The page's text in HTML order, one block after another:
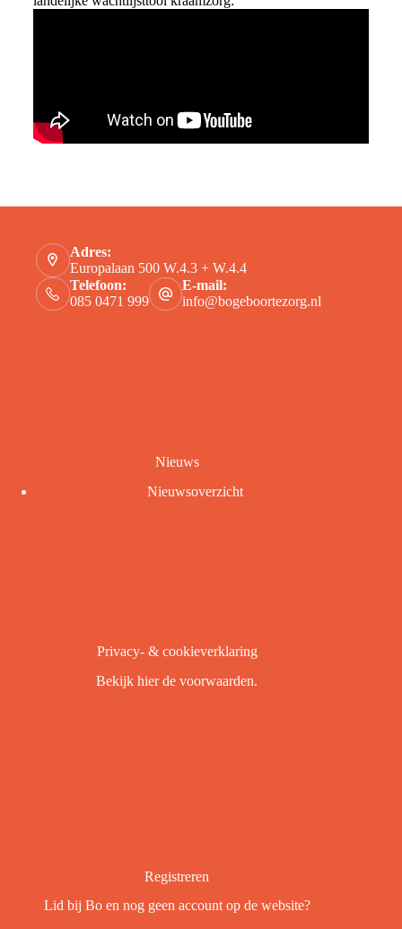
Adres:
Europalaan 500 W.4.3 + W.4.4
Telefoon:
085 0471 999
E-mail:
info@bogeboortezorg.nl
Nieuws
Nieuwsoverzicht
Privacy- & cookieverklaring
Bekijkhierde voorwaarden.
Registreren
Lid bij Bo en nog geen account op de website?